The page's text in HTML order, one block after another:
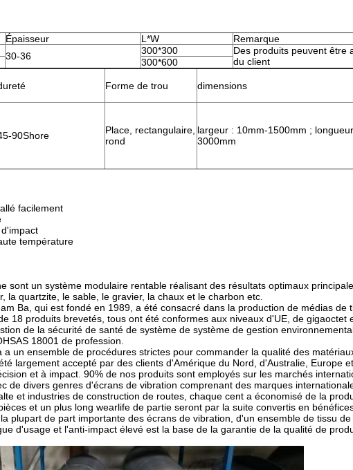
Épaisseur L*W
Remarque
30-36 300*300
Des produits peuvent être
du client
300*600
Forme de trou dimensions
90Shore
Place, rectangulaire,
rond
largeur : 10mm-1500mm ;
3000mm
facilement
température
sont un système modulaire rentable réalisant des résultats optimaux
la quartzite, le sable, le gravier, la chaux et le charbon etc.
Ba, qui est fondé en 1989, a été consacré dans la production de médias de
18 produits brevetés, tous ont été conformes aux niveaux d'UE, de gigaoctet
de la sécurité de santé de système de système de gestion
18001 de profession.
un ensemble de procédures strictes pour commander la qualité des
largement accepté par des clients d'Amérique du Nord, d'Australie, Europe
et à impact. 90% de nos produits sont employés sur les marchés
de divers genres d'écrans de vibration comprenant des marques
et industries de construction de routes, chaque cent a économisé de la
et un plus long wearlife de partie seront par la suite convertis en
plupart de part importante des écrans de vibration, d'un ensemble de tissu
d'usage et l'anti-impact élevé est la base de la garantie de la qualité de